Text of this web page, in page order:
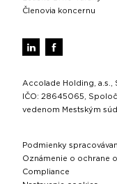
Členovia koncernu
Accolade Holding, a.s.,
IČO: 28645065,
vedenom Mestským
Podmienky
Oznámenie o ochrane
Compliance